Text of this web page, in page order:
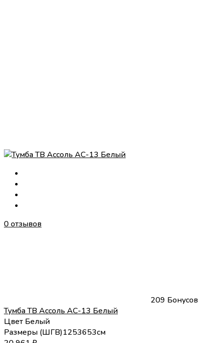
0 отзывов
209 Бонусов
Тумба ТВ Ассоль АС-13 Белый
Цвет Белый
Размеры (ШГВ)1253653см